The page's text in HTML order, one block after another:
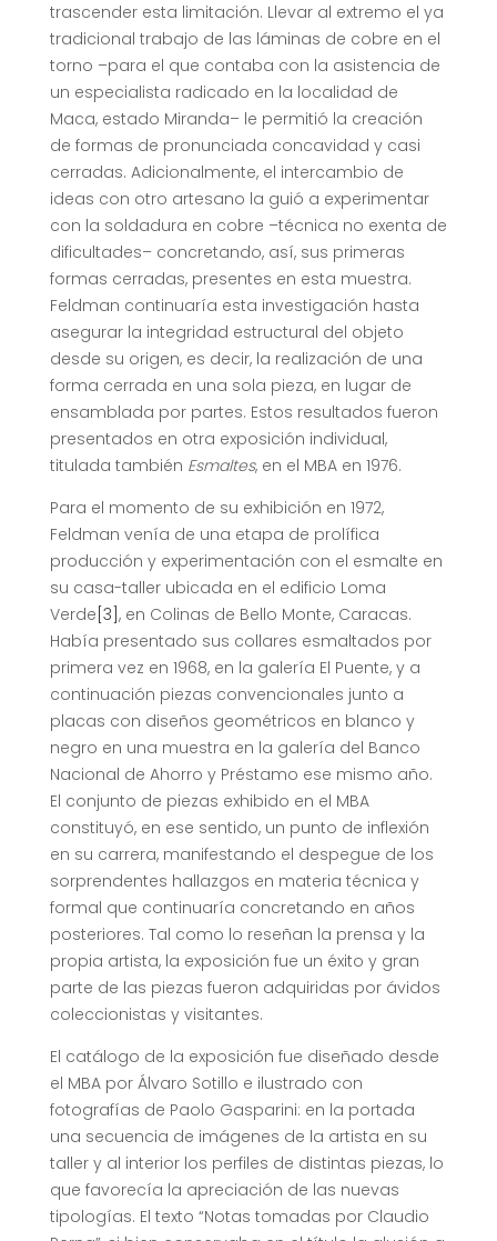
trascender esta limitación. Llevar al extremo el ya
tradicional trabajo de las láminas de cobre en el
torno –para el que contaba con la asistencia de
un especialista radicado en la localidad de
Maca, estado Miranda– le permitió la creación
de formas de pronunciada concavidad y casi
cerradas. Adicionalmente, el intercambio de
ideas con otro artesano la guió a experimentar
con la soldadura en cobre –técnica no exenta de
dificultades– concretando, así, sus primeras
formas cerradas, presentes en esta muestra.
Feldman continuaría esta investigación hasta
asegurar la integridad estructural del objeto
desde su origen, es decir, la realización de una
forma cerrada en una sola pieza, en lugar de
ensamblada por partes. Estos resultados fueron
presentados en otra exposición individual,
titulada también Esmaltes, en el MBA en 1976.
Para el momento de su exhibición en 1972,
Feldman venía de una etapa de prolífica
producción y experimentación con el esmalte en
su casa-taller ubicada en el edificio Loma
Verde [3] , en Colinas de Bello Monte, Caracas.
Había presentado sus collares esmaltados por
primera vez en 1968, en la galería El Puente, y a
continuación piezas convencionales junto a
placas con diseños geométricos en blanco y
negro en una muestra en la galería del Banco
Nacional de Ahorro y Préstamo ese mismo año.
El conjunto de piezas exhibido en el MBA
constituyó, en ese sentido, un punto de inflexión
en su carrera, manifestando el despegue de los
sorprendentes hallazgos en materia técnica y
formal que continuaría concretando en años
posteriores. Tal como lo reseñan la prensa y la
propia artista, la exposición fue un éxito y gran
parte de las piezas fueron adquiridas por ávidos
coleccionistas y visitantes.
El catálogo de la exposición fue diseñado desde
el MBA por Álvaro Sotillo e ilustrado con
fotografías de Paolo Gasparini: en la portada
una secuencia de imágenes de la artista en su
taller y al interior los perfiles de distintas piezas, lo
que favorecía la apreciación de las nuevas
tipologías. El texto “Notas tomadas por Claudio